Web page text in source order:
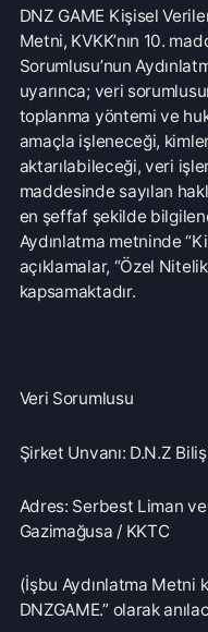
uyarınca; veri
toplanma yöntemi ve
amaçla işleneceği, kimlere
aktarılabileceği, veri işleme
maddesinde sayılan
en şeffaf şekilde
Aydınlatma metninde
açıklamalar, “Özel Nitelikli
kapsamaktadır.
Veri Sorumlusu
Adres: Serbest Liman ve
(İşbu Aydınlatma Metni
Kişisel Verilerinizin
Kişisel verileriniz,
yöntemlerle, Firmanın